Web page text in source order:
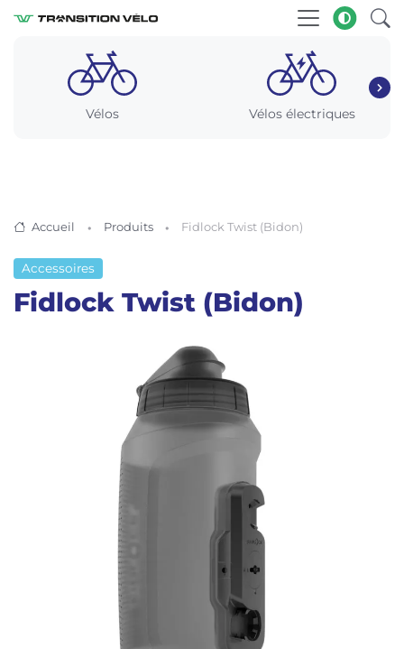
Vélos Vélos électriques
Accueil Produits Fidlock Twist (Bidon)
Accessoires
Fidlock Twist (Bidon)